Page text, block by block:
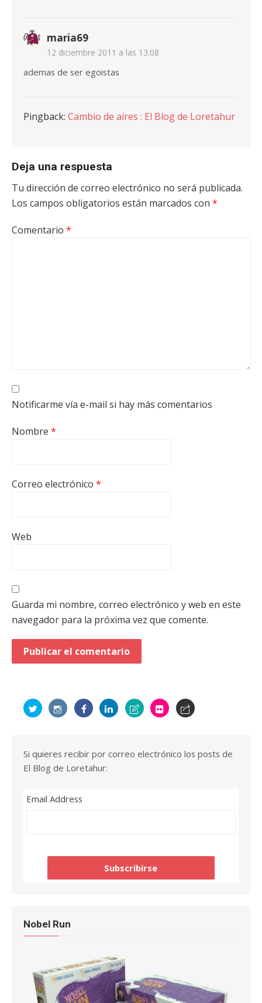
maria69
12 diciembre 2011 a las 13:08
ademas de ser egoistas
Pingback: Cambio de aires : El Blog de Loretahur
Deja una respuesta
Tu dirección de correo electrónico no será publicada.
Los campos obligatorios están marcados con *
Comentario *
Notificarme vía e-mail si hay más comentarios
Nombre *
Correo electrónico *
Web
Guarda mi nombre, correo electrónico y web en este
navegador para la próxima vez que comente.
Si quieres recibir por correo electrónico los posts de
El Blog de Loretahur:
Email Address
Nobel Run